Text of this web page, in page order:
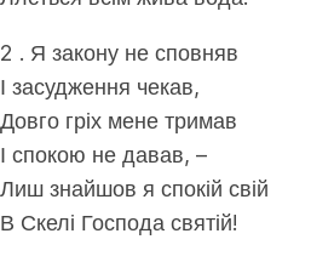
2 . Я закону не сповняв
І засудження чекав,
Довго гріх мене тримав
І спокою не давав, –
Лиш знайшов я спокій свій
В Скелі Господа святій!